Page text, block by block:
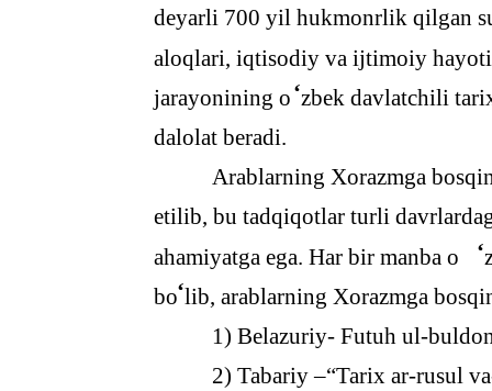
deyarli 700 yil hukmonrlik qilgan
aloqlari, iqtisodiy va ijtimoiy
jarayonining o‘zbek davlatchili
dalolat beradi.
Arablarning Xorazmga
etilib, bu tadqiqotlar turli
ahamiyatga ega. Har bir manba o
‘
bo‘lib, arablarning Xorazmga
1) Belazuriy- Futuh ul-
2) Tabariy –“Tarix ar-rusul